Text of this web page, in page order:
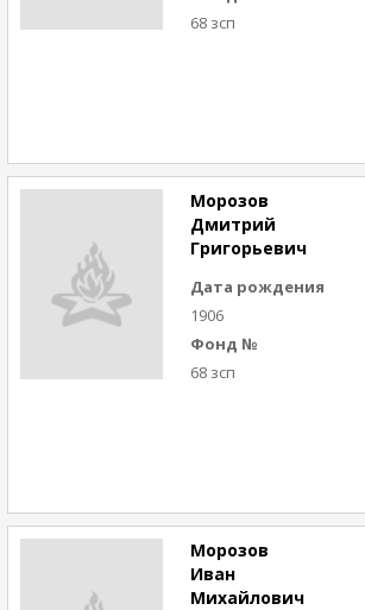
68 зсп
Морозов
Дмитрий
Григорьевич
Дата рождения
1906
Фонд №
68 зсп
Морозов
Иван
Михайлович